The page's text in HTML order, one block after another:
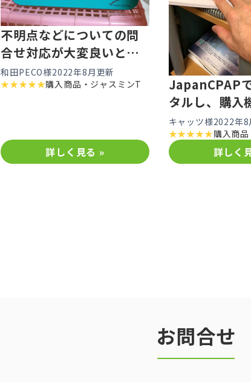
不明点などについての問
合せ対応が大変良いと思
います。
和田PECO様2022年8月更新
★★★★★購入商品・ ジャスミンT
詳しく見る »
JapanCPAP
タルし、購入
た。
キャッツ様2022年8
★★★★★購入商品
詳しく
お問合せ